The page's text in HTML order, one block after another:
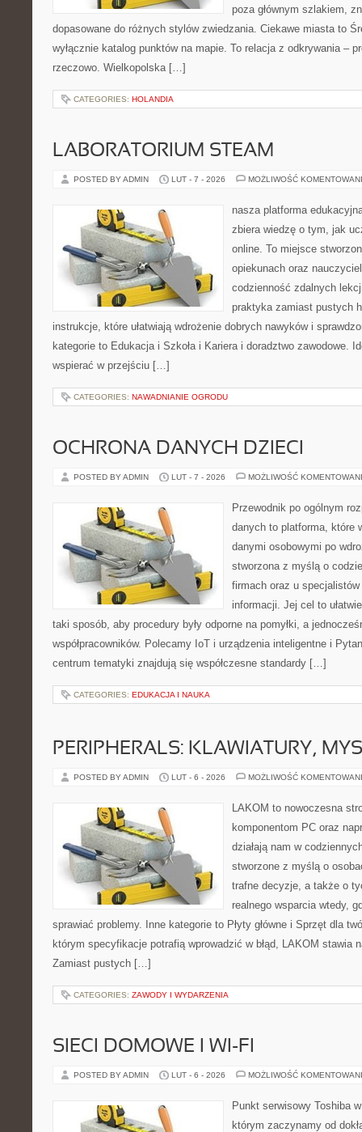
poza głównym szlakiem,
dopasowane do różnych stylów zwiedzania. Ciekawe miasta to
wyłącznie katalog punktów na mapie. To relacja z odkrywania –
rzeczowo. Wielkopolska […]
CATEGORIES: HOLANDIA
LABORATORIUM STEAM
POSTED BY ADMIN LUT - 7 - 2026 MOŻLIWOŚĆ
nasza platforma
zbiera wiedzę o tym, jak
online. To miejsce
opiekunach oraz
codzienność zdalnych
praktyka zamiast pustych
instrukcje, które ułatwiają wdrożenie dobrych nawyków i
kategorie to Edukacja i Szkoła i Kariera i doradztwo zawodowe.
wspierać w przejściu […]
CATEGORIES: NAWADNIANIE OGRODU
OCHRONA DANYCH DZIECI
POSTED BY ADMIN LUT - 7 - 2026 MOŻLIWOŚĆ
Przewodnik po ogólnym
danych to platforma, które
danymi osobowymi po
stworzona z myślą o
firmach oraz u
informacji. Jej cel to
taki sposób, aby procedury były odporne na pomyłki, a
współpracowników. Polecamy IoT i urządzenia inteligentne i
centrum tematyki znajdują się współczesne standardy […]
CATEGORIES: EDUKACJA I NAUKA
PERIPHERALS: KLAWIATURY,
POSTED BY ADMIN LUT - 6 - 2026 MOŻLIWOŚĆ
LAKOM to nowoczesna
komponentom PC oraz
działają nam w
stworzone z myślą o
trafne decyzje, a także o
realnego wsparcia wtedy,
sprawiać problemy. Inne kategorie to Płyty główne i Sprzęt dla
którym specyfikacje potrafią wprowadzić w błąd, LAKOM stawia
Zamiast pustych […]
CATEGORIES: ZAWODY I WYDARZENIA
SIECI DOMOWE I WI-FI
POSTED BY ADMIN LUT - 6 - 2026 MOŻLIWOŚĆ
Punkt serwisowy Toshiba
którym zaczynamy od